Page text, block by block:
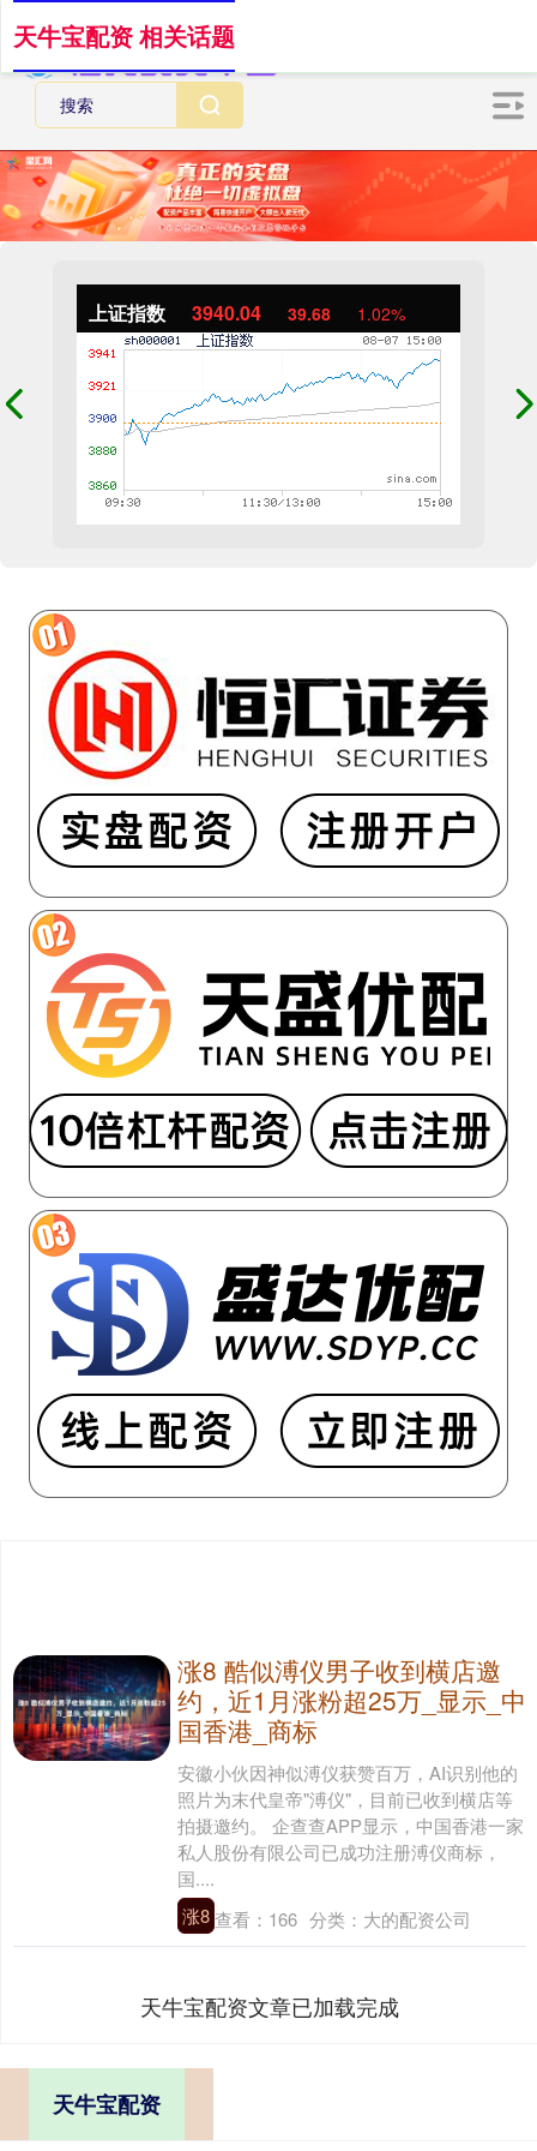
上证指数 3940.04 39.68 1.02%
天牛宝配资 相关话题
涨8 酷似溥仪男子收到横店邀
约，近1月涨粉超25万_显示_中
国香港_商标
安徽小伙因神似溥仪获赞百万，AI识别他的
照片为末代皇帝"溥仪"，目前已收到横店等
拍摄邀约。 企查查APP显示，中国香港一家
私人股份有限公司已成功注册溥仪商标，
国....
涨8查看： 166 分类： 大的配资公司
天牛宝配资文章已加载完成
天牛宝配资